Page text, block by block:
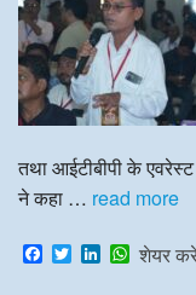
k n p
तथा आईटीबीपी के
ने कहा … read more
F
a
T
w
L W
शेयर